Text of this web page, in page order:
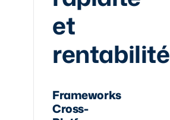
et
rentabilité
Frameworks
Cross-